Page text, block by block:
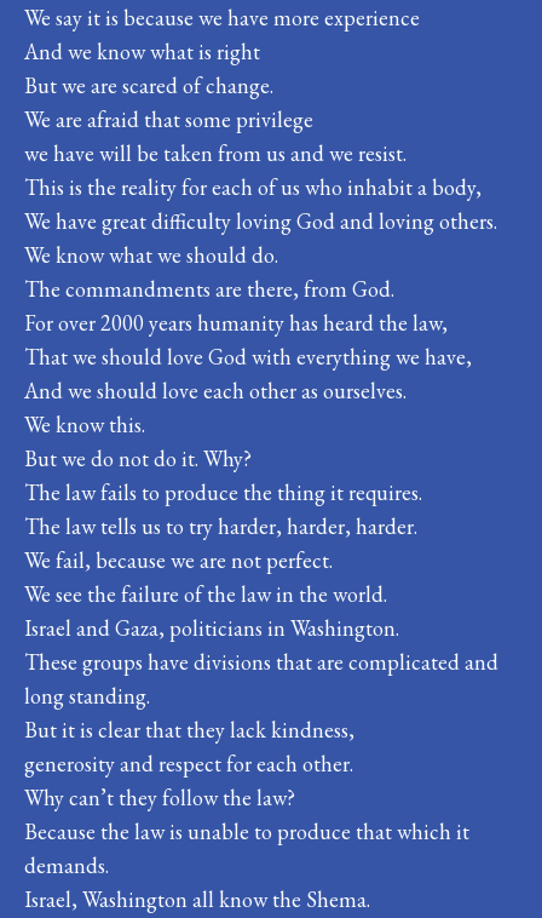
We say it is because we have more experience
And we know what is right
But we are scared of change.
We are afraid that some privilege
we have will be taken from us and we resist.
This is the reality for each of us who inhabit a body,
We have great difficulty loving God and loving others.
We know what we should do.
The commandments are there, from God.
For over 2000 years humanity has heard the law,
That we should love God with everything we have,
And we should love each other as ourselves.
We know this.
But we do not do it. Why?
The law fails to produce the thing it requires.
The law tells us to try harder, harder, harder.
We fail, because we are not perfect.
We see the failure of the law in the world.
Israel and Gaza, politicians in Washington.
These groups have divisions that are complicated and
long standing.
But it is clear that they lack kindness,
generosity and respect for each other.
Why can’t they follow the law?
Because the law is unable to produce that which it
demands.
Israel, Washington all know the Shema.